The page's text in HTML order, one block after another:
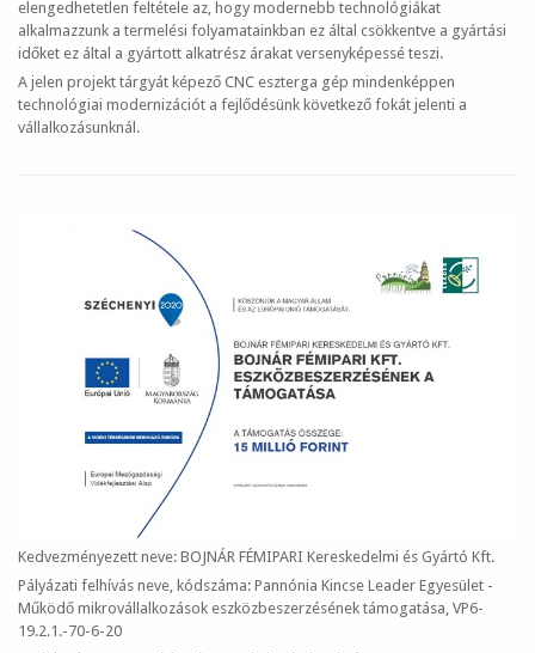
elengedhetetlen feltétele az, hogy modernebb technológiákat
alkalmazzunk a termelési folyamatainkban ez által csökkentve a gyártási
időket ez által a gyártott alkatrész árakat versenyképessé teszi.
A jelen projekt tárgyát képező CNC eszterga gép mindenképpen
technológiai modernizációt a fejlődésünk következő fokát jelenti a
vállalkozásunknál.
Kedvezményezett neve: BOJNÁR FÉMIPARI Kereskedelmi és Gyártó Kft.
Pályázati felhívás neve, kódszáma: Pannónia Kincse Leader Egyesület -
Működő mikrovállalkozások eszközbeszerzésének támogatása, VP6-
19.2.1.-70-6-20